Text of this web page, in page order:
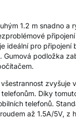
1.2 m snadno
ideální pro
podložka
zvyšuje
Díky
telefonů.
až 1.5A/5V, z